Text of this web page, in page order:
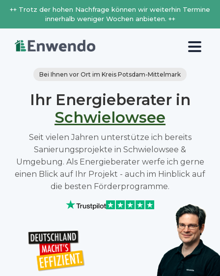
++ Trotz der hohen Nachfrage können wir weiterhin Termine
innerhalb weniger Wochen anbieten. ++
Bei Ihnen vor Ort im Kreis Potsdam-Mittelmark
Ihr Energieberater in
Schwielowsee
Seit vielen Jahren unterstütze ich bereits
Sanierungsprojekte in Schwielowsee &
Umgebung. Als Energieberater werfe ich gerne
einen Blick auf Ihr Projekt - auch im Hinblick auf
die besten Förderprogramme.